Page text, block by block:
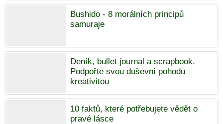
Bushido - 8 morálních principů
samuraje
Deník, bullet journal a scrapbook.
Podpořte svou duševní pohodu
kreativitou
10 faktů, které potřebujete vědět o
pravé lásce